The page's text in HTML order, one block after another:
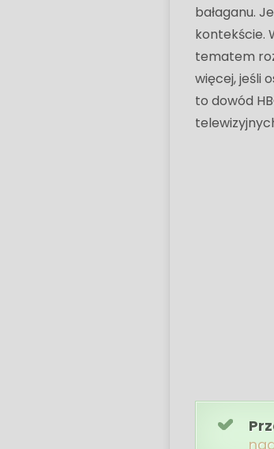
bałaganu.
kontekście.
tematem
więcej, jeśli
to dowód